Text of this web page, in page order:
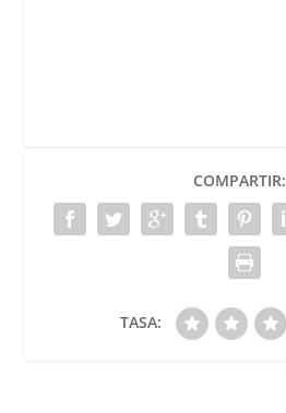
COMPARTIR:
TASA: